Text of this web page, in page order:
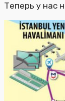
Теперь у нас